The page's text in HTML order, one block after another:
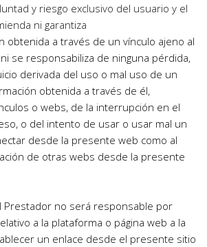
y riesgo exclusivo del usuario y el
ni garantiza
obtenida a través de un vínculo ajeno al
se responsabiliza de ninguna pérdida,
derivada del uso o mal uso de un
obtenida a través de él,
o webs, de la interrupción en el
o del intento de usar o usar mal un
desde la presente web como al
de otras webs desde la presente
Prestador no será responsable por
a la plataforma o página web a la
un enlace desde el presente sitio